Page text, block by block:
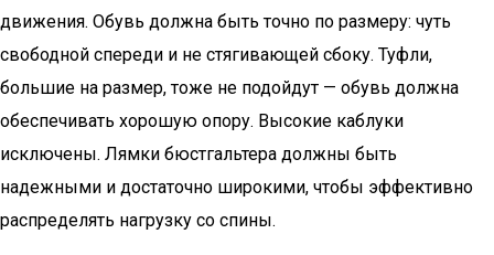
движения. Обувь должна быть точно по размеру: чуть
свободной спереди и не стягивающей сбоку. Туфли,
большие на размер, тоже не подойдут — обувь должна
обеспечивать хорошую опору. Высокие каблуки
исключены. Лямки бюстгальтера должны быть
надежными и достаточно широкими, чтобы эффективно
распределять нагрузку со спины.